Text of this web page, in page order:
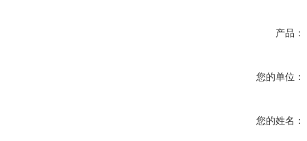
产品：
您的单位：
您的姓名：